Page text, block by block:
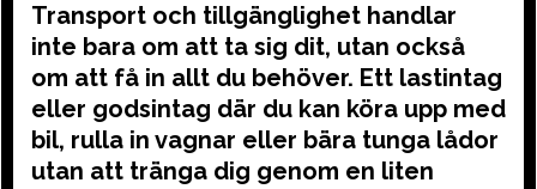
Transport och tillgänglighet handlar
inte bara om att ta sig dit, utan också
om att få in allt du behöver. Ett lastintag
eller godsintag där du kan köra upp med
bil, rulla in vagnar eller bära tunga lådor
utan att tränga dig genom en liten